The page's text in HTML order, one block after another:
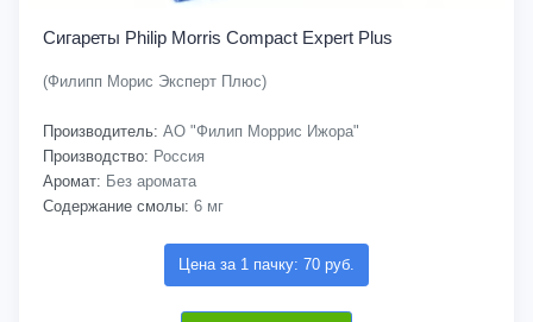
Сигареты Philip Morris Compact Expert Plus
(Филипп Морис Эксперт Плюс)
Производитель: АО "Филип Моррис Ижора"
Производство: Россия
Аромат: Без аромата
Содержание смолы: 6 мг
Цена за 1 пачку: 70 руб.